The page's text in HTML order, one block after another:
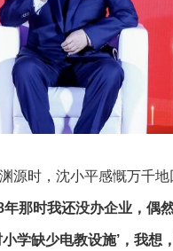
源时，沈小平感慨万千地
那时我还没办企业，偶
学缺少电教设施’，我想